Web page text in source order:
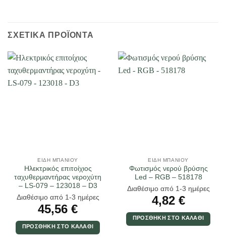
ΣΧΕΤΙΚΆ ΠΡΟΪΌΝΤΑ
ΕΊΔΗ ΜΠΆΝΙΟΥ
Ηλεκτρικός επιτοίχιος
ταχυθερμαντήρας νεροχύτη
– LS-079 – 123018 – D3
Διαθέσιμο από 1-3 ημέρες
45,56 €
ΠΡΟΣΘΉΚΗ ΣΤΟ ΚΑΛΆΘΙ
ΕΊΔΗ ΜΠΆΝΙΟΥ
Φωτισμός νερού βρύσης
Led – RGB – 518178
Διαθέσιμο από 1-3 ημέρες
4,82 €
ΠΡΟΣΘΉΚΗ ΣΤΟ ΚΑΛΆΘΙ